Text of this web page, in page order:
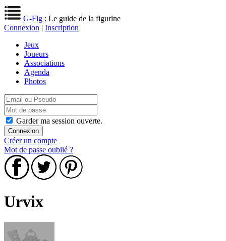
G-Fig : Le guide de la figurine
Connexion | Inscription
Jeux
Joueurs
Associations
Agenda
Photos
Garder ma session ouverte.
Créer un compte
Mot de passe oublié ?
Urvix